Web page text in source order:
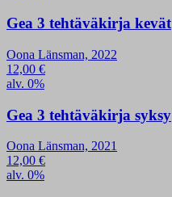
Gea 3 tehtäväkirja kevät
Oona Länsman, 2022
12,00 €
alv. 0%
Gea 3 tehtäväkirja syksy
Oona Länsman, 2021
12,00 €
alv. 0%